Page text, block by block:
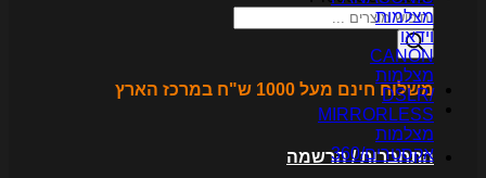
חינם מעל 1000 ש"ח במרכז הארץ
/ הרשמה 360